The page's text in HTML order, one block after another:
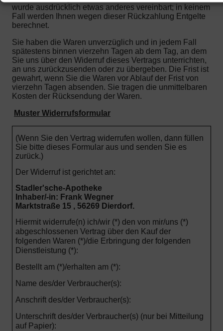
wurde ausdrücklich etwas anderes vereinbart; in keinem
Fall werden Ihnen wegen dieser Rückzahlung Entgelte
berechnet.
Sie haben die Waren unverzüglich und in jedem Fall
spätestens binnen vierzehn Tagen ab dem Tag, an dem
Sie uns über den Widerruf dieses Vertrags unterrichten,
an uns zurückzusenden oder zu übergeben. Die Frist ist
gewahrt, wenn Sie die Waren vor Ablauf der Frist von
vierzehn Tagen absenden. Sie tragen die unmittelbaren
Kosten der Rücksendung der Waren.
Muster Widerrufsformular
(Wenn Sie den Vertrag widerrufen wollen, dann füllen
Sie bitte dieses Formular aus und senden Sie es
zurück.)
Der Widerruf ist gerichtet an:
Stadler'sche-Apotheke
Inhaber/-in: Frank Wegner
Marktstraße 15 , 56269 Dierdorf.
Hiermit widerrufe(n) ich/wir (*) den von mir/uns (*)
abgeschlossenen Vertrag über den Kauf der
folgenden Waren (*)/die Erbringung der folgenden
Dienstleistung (*):
Bestellt am (*)/erhalten am (*):
Name des/der Verbraucher(s):
Anschrift des/der Verbraucher(s):
Unterschrift des/der Verbraucher(s) (nur bei Mitteilung
auf Papier):